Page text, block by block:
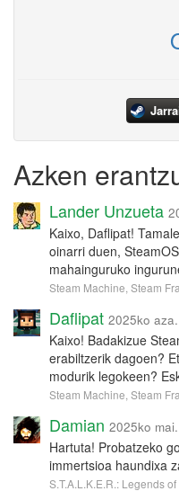
Azken
Lander Unzueta
Kaixo, Daflipat!
oinarri duen,
mahainguruko
Steam Machine, Steam
Daflipat 2025ko
Kaixo! Badakizue
erabiltzerik dagoen?
modurik legokeen?
Steam Machine, Steam
Damian 2025ko
Hartuta! Probatzeko
immertsioa haundixa
S.T.A.L.K.E.R.: Legends